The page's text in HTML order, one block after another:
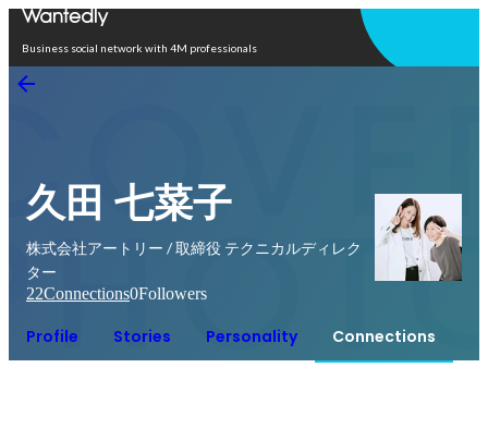
Business social network with 4M professionals
久田 七菜子
株式会社アートリー / 取締役 テクニカルディレク
ター
22Connections0Followers
Profile Stories Personality Connections